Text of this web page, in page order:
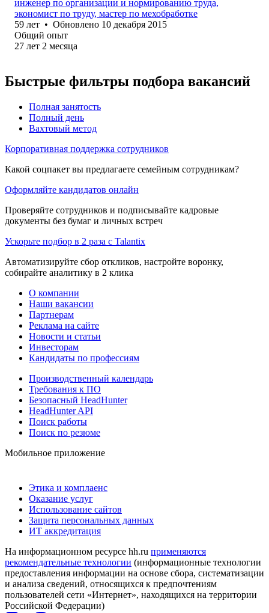
инженер по организации и нормированию труда,
экономист по труду, мастер по мехобработке
59 лет • Обновлено 10 декабря 2015
Общий опыт
27 лет 2 месяца
Быстрые фильтры подбора вакансий
Полная занятость
Полный день
Вахтовый метод
Корпоративная поддержка сотрудников
Какой соцпакет вы предлагаете семейным сотрудникам?
Оформляйте кандидатов онлайн
Проверяйте сотрудников и подписывайте кадровые
документы без бумаг и личных встреч
Ускорьте подбор в 2 раза с Talantix
Автоматизируйте сбор откликов, настройте воронку,
собирайте аналитику в 2 клика
О компании
Наши вакансии
Партнерам
Реклама на сайте
Новости и статьи
Инвесторам
Кандидаты по профессиям
Производственный календарь
Требования к ПО
Безопасный HeadHunter
HeadHunter API
Поиск работы
Поиск по резюме
Мобильное приложение
Этика и комплаенс
Оказание услуг
Использование сайтов
Защита персональных данных
ИТ аккредитация
На информационном ресурсе hh.ru применяются
рекомендательные технологии (информационные технологии
предоставления информации на основе сбора, систематизации
и анализа сведений, относящихся к предпочтениям
пользователей сети «Интернет», находящихся на территории
Российской Федерации)